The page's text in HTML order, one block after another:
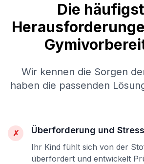
Die
Wir kennen die Sorgen
haben die passenden
✗ Überforderung und Stress
Ihr Kind fühlt sich von der
überfordert und entwickelt